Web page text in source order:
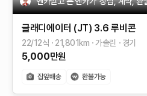
글래디에이터 (JT) 3.6 루비콘
22/12식 21,801 km 가솔린 경기
5,000만원